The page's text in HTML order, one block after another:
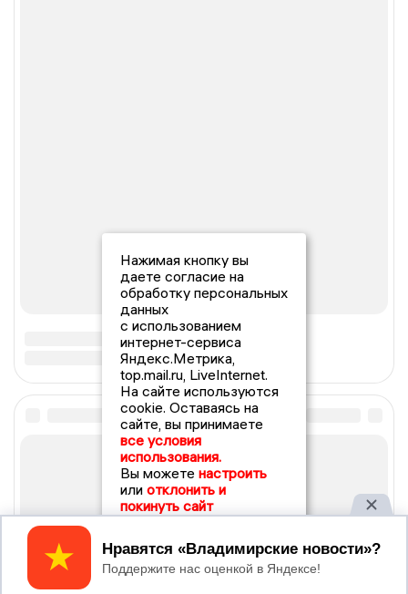
Нажимая кнопку вы
даете согласие на
обработку персональных
данных
с использованием
интернет-сервиса
Яндекс.Метрика,
top.mail.ru, LiveInternet.
На сайте используются
cookie. Оставаясь на
сайте, вы принимаете
все условия
использования.
Вы можете настроить
или отклонить и
покинуть сайт
Принять